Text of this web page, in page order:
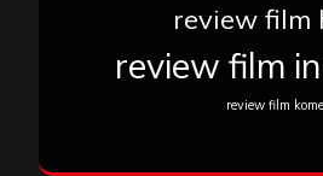
review film
review film
review film